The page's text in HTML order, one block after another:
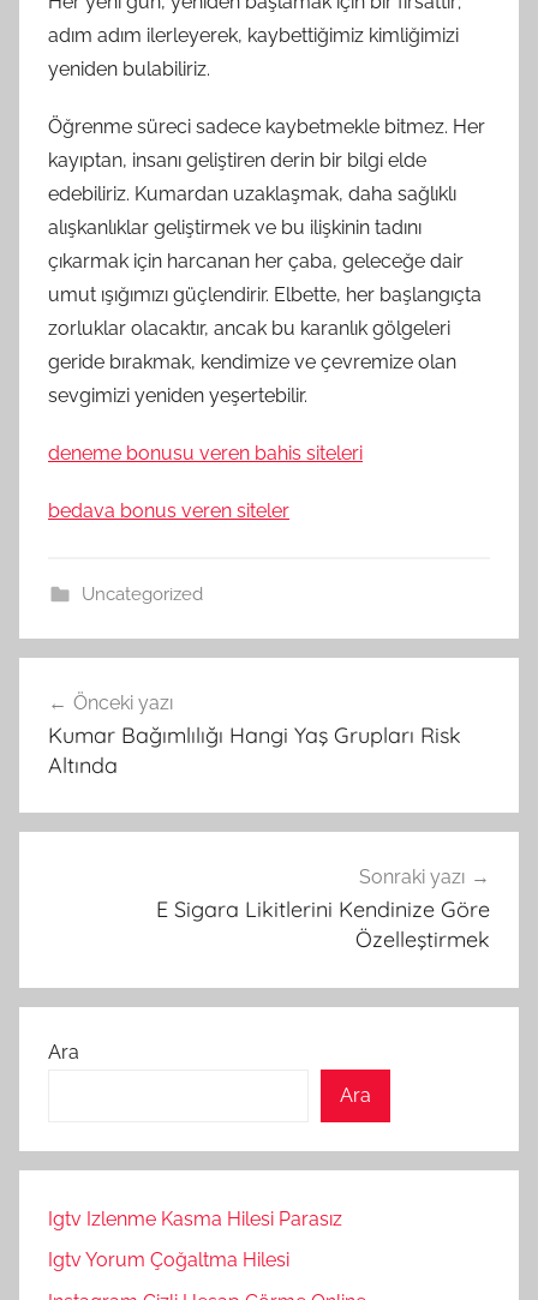
adım adım ilerleyerek, kaybettiğimiz kimliğimizi
yeniden bulabiliriz.
Öğrenme süreci sadece kaybetmekle bitmez. Her
kayıptan, insanı geliştiren derin bir bilgi elde
edebiliriz. Kumardan uzaklaşmak, daha sağlıklı
alışkanlıklar geliştirmek ve bu ilişkinin tadını
çıkarmak için harcanan her çaba, geleceğe dair
umut ışığımızı güçlendirir. Elbette, her başlangıçta
zorluklar olacaktır, ancak bu karanlık gölgeleri
geride bırakmak, kendimize ve çevremize olan
sevgimizi yeniden yeşertebilir.
deneme bonusu veren bahis siteleri
bedava bonus veren siteler
Uncategorized
gezinmesi
Önceki yazı
Kumar Bağımlılığı Hangi Yaş Grupları Risk
Altında
Sonraki yazı
E Sigara Likitlerini Kendinize Göre
Özelleştirmek
Ara
Ara
Igtv Izlenme Kasma Hilesi Parasız
Igtv Yorum Çoğaltma Hilesi